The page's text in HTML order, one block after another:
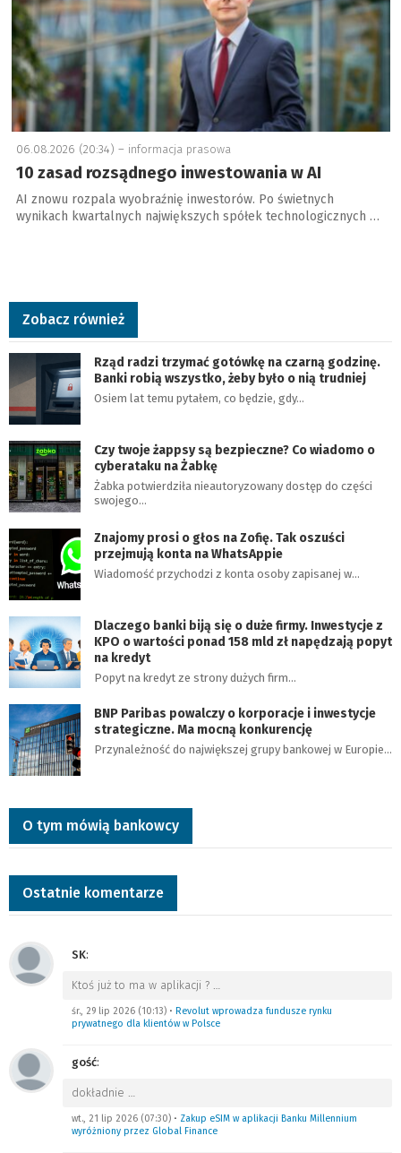
06.08.2026 (20:34) – informacja prasowa
10 zasad rozsądnego inwestowania w AI
AI znowu rozpala wyobraźnię inwestorów. Po świetnych
wynikach kwartalnych największych spółek technologicznych …
Zobacz również
Rząd radzi trzymać gotówkę na czarną godzinę.
Banki robią wszystko, żeby było o nią trudniej
Osiem lat temu pytałem, co będzie, gdy…
Czy twoje żappsy są bezpieczne? Co wiadomo o
cyberataku na Żabkę
Żabka potwierdziła nieautoryzowany dostęp do części
swojego…
Znajomy prosi o głos na Zofię. Tak oszuści
przejmują konta na WhatsAppie
Wiadomość przychodzi z konta osoby zapisanej w…
Dlaczego banki biją się o duże firmy. Inwestycje z
KPO o wartości ponad 158 mld zł napędzają popyt
na kredyt
Popyt na kredyt ze strony dużych firm…
BNP Paribas powalczy o korporacje i inwestycje
strategiczne. Ma mocną konkurencję
Przynależność do największej grupy bankowej w Europie…
O tym mówią bankowcy
Ostatnie komentarze
SK:
Ktoś już to ma w aplikacji ? …
śr., 29 lip 2026 (10:13) • Revolut wprowadza fundusze rynku
prywatnego dla klientów w Polsce
gość:
dokładnie …
wt., 21 lip 2026 (07:30) • Zakup eSIM w aplikacji Banku Millennium
wyróżniony przez Global Finance